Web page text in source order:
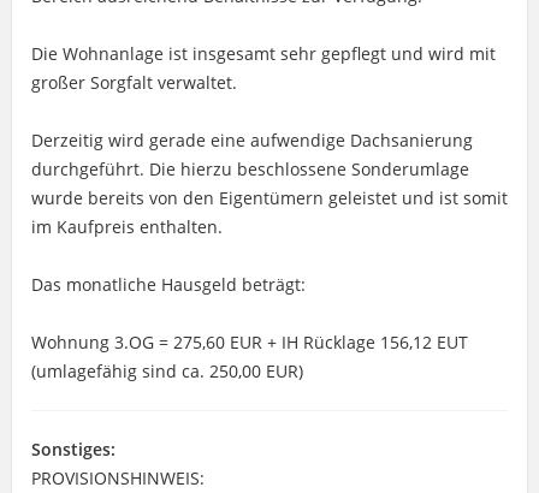
Die Wohnanlage ist insgesamt sehr gepflegt und wird mit
großer Sorgfalt verwaltet.
Derzeitig wird gerade eine aufwendige Dachsanierung
durchgeführt. Die hierzu beschlossene Sonderumlage
wurde bereits von den Eigentümern geleistet und ist somit
im Kaufpreis enthalten.
Das monatliche Hausgeld beträgt:
Wohnung 3.OG = 275,60 EUR + IH Rücklage 156,12 EUT
(umlagefähig sind ca. 250,00 EUR)
Sonstiges:
PROVISIONSHINWEIS: